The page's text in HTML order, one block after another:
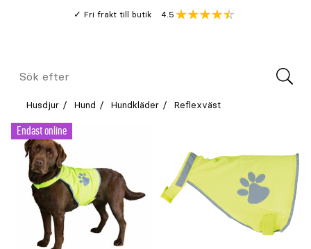
Fri frakt till butik
Genomsnitt
4.5
Meny
Sök
Husdjur Hund Hundkläder Reflexväst
Endast online